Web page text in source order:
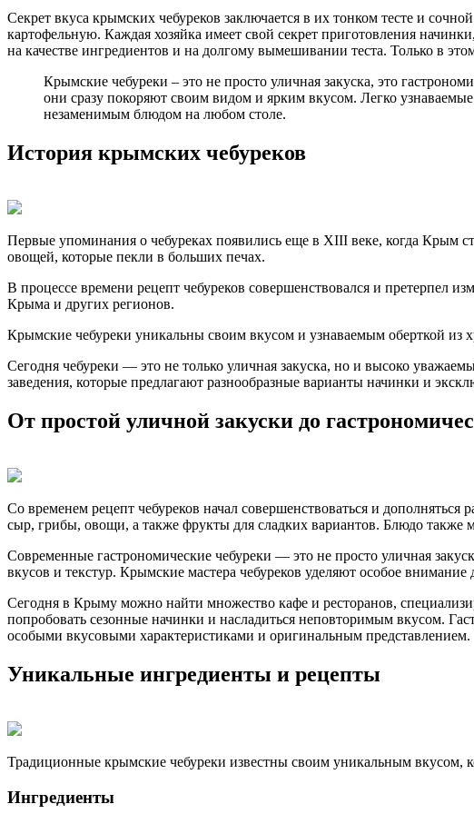
Секрет вкуса крымских чебуреков заключается в их тонком тесте и
картофельную. Каждая хозяйка имеет свой секрет приготовления
на качестве ингредиентов и на долгому вымешивании теста. Только в
Крымские чебуреки – это не просто уличная закуска, это
они сразу покоряют своим видом и ярким вкусом. Легко
незаменимым блюдом на любом столе.
История крымских чебуреков
Первые упоминания о чебуреках появились еще в XIII веке, когда Крым
овощей, которые пекли в больших печах.
В процессе времени рецепт чебуреков совершенствовался и претерпел
Крыма и других регионов.
Крымские чебуреки уникальны своим вкусом и узнаваемым оберткой из
Сегодня чебуреки — это не только уличная закуска, но и высоко
заведения, которые предлагают разнообразные варианты начинки и
От простой уличной закуски до
Со временем рецепт чебуреков начал совершенствоваться и
сыр, грибы, овощи, а также фрукты для сладких вариантов. Блюдо
Современные гастрономические чебуреки — это не просто уличная
вкусов и текстур. Крымские мастера чебуреков уделяют особое
Сегодня в Крыму можно найти множество кафе и ресторанов,
попробовать сезонные начинки и насладиться неповторимым вкусом.
особыми вкусовыми характеристиками и оригинальным представлением.
Уникальные ингредиенты и рецепты
Традиционные крымские чебуреки известны своим уникальным вкусом,
Ингредиенты